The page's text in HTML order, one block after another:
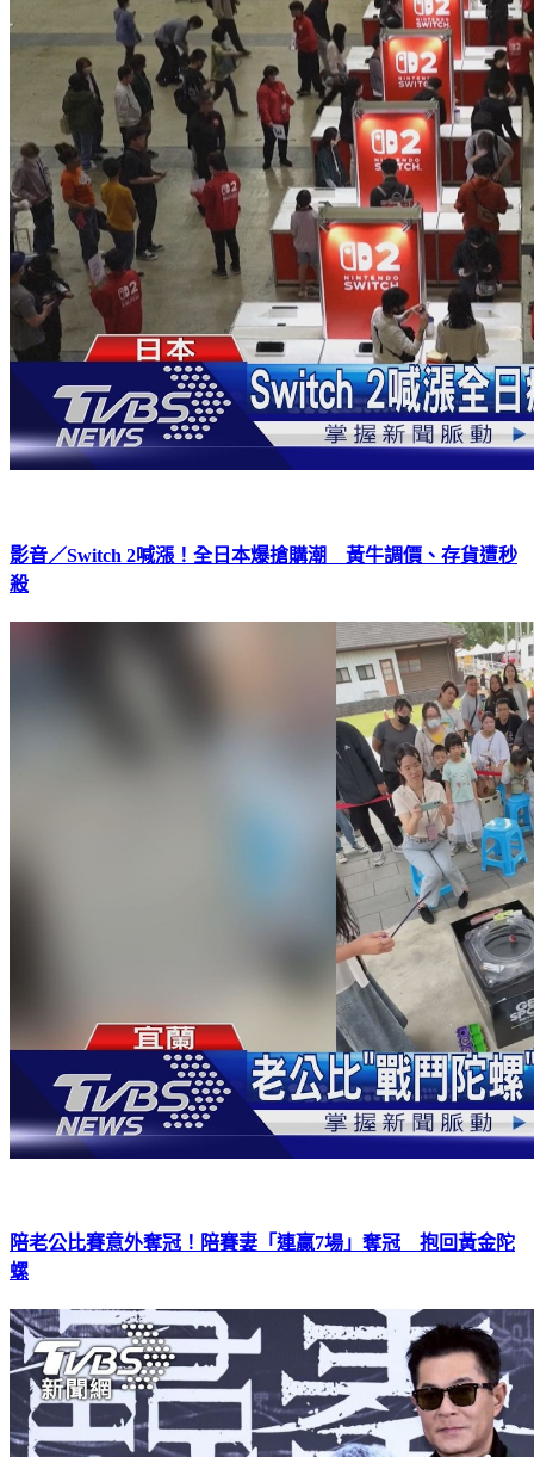
影音／Switch 2喊漲！全日本爆搶購潮 黃牛調價、存貨遭秒
殺
陪老公比賽意外奪冠！陪賽妻「連贏7場」奪冠 抱回黃金陀
螺